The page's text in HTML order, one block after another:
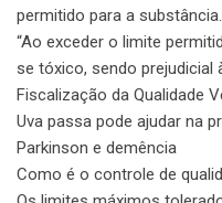
permitido para a substância.
“Ao exceder o limite
se tóxico, sendo prejudicial
Fiscalização da Qualidade
Uva passa pode ajudar na
Parkinson e demência
Como é o controle de